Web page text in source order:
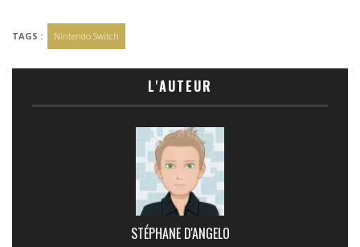
TAGS : Nintendo Switch
L'AUTEUR
STÉPHANE D'ANGELO